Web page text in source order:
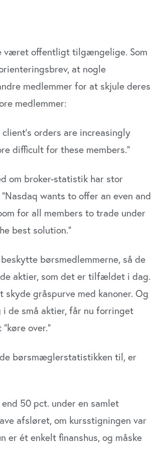
været offentligt tilgængelige. Som
at nogle
medlemmer for at skjule deres
medlemmer:
orders are increasingly
difficult for these members.”
om broker-statistik har stor
wants to offer an even and
for all members to trade under
best solution.”
børsmedlemmerne, så de
aktier, som det er tilfældet i dag.
gråspurve med kanoner. Og
de små aktier, får nu forringet
over.”
børsmæglerstatistikken til, er
50 pct. under en samlet
afsløret, om kursstigningen var
er ét enkelt finanshus, og måske
Udløber snart
Direktør til
Revisorgruppen
Region Midt